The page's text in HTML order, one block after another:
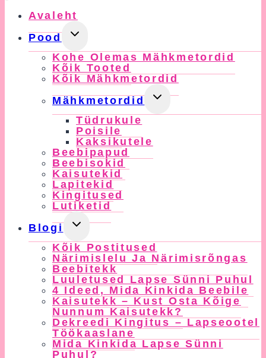
Avaleht
Pood
Toggle
Child
Menu
Kohe Olemas Mähkmetordid
Kõik Tooted
Kõik Mähkmetordid
Mähkmetordid
Toggle
Child
Tüdrukule
Poisile
Kaksikutele
Beebipapud
Beebisokid
Kaisutekid
Lapitekid
Kingitused
Lutiketid
Blogi
Toggle
Child
Menu
Kõik Postitused
Närimislelu Ja Närimisrõngas
Beebitekk
Luuletused Lapse Sünni Puhul
4 Ideed, Mida Kinkida Beebile
Kaisutekk – Kust Osta Kõige
Nunnum Kaisutekk?
Dekreedi Kingitus – Lapseootel
Töökaaslane
Mida Kinkida Lapse Sünni
Puhul?